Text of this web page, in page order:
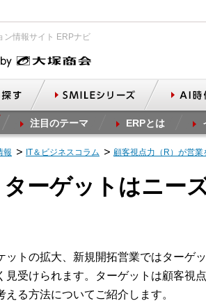
ン情報サイト ERPナビ
注目のテーマ ERPとは
報 IT＆ビジネスコラム 顧客視点力（R）が営業
ーゲットはニー
ットの拡大、新規開拓営業ではターゲ
見受けられます。ターゲットは顧客視
る方法についてご紹介します。